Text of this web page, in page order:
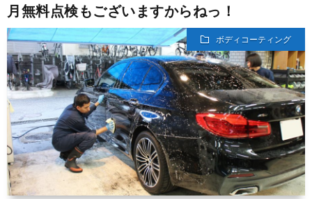
月無料点検もございますからねっ！
ボディコーティング